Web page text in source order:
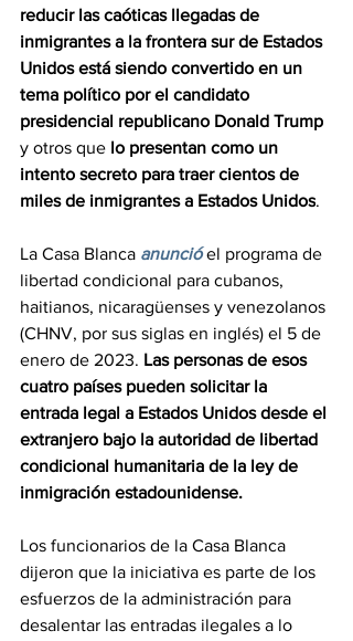
reducir las caóticas llegadas de
inmigrantes a la frontera sur de Estados
Unidos está siendo convertido en un
tema político por el candidato
presidencial republicano Donald Trump
y otros que lo presentan como un
intento secreto para traer cientos de
miles de inmigrantes a Estados Unidos.
La Casa Blanca anunció el programa de
libertad condicional para cubanos,
haitianos, nicaragüenses y venezolanos
(CHNV, por sus siglas en inglés) el 5 de
enero de 2023. Las personas de esos
cuatro países pueden solicitar la
entrada legal a Estados Unidos desde el
extranjero bajo la autoridad de libertad
condicional humanitaria de la ley de
inmigración estadounidense.
Los funcionarios de la Casa Blanca
dijeron que la iniciativa es parte de los
esfuerzos de la administración para
desalentar las entradas ilegales a lo